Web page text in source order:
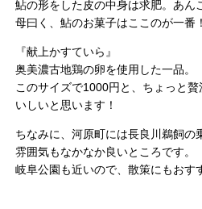
鮎の形をした皮の中身は求肥。あん
母曰く、鮎のお菓子はここのが一番
『献上かすていら』
奥美濃古地鶏の卵を使用した一品。
このサイズで1000円と、ちょっと
いしいと思います！
ちなみに、河原町には長良川鵜飼の
雰囲気もなかなか良いところです。
岐阜公園も近いので、散策にもおす